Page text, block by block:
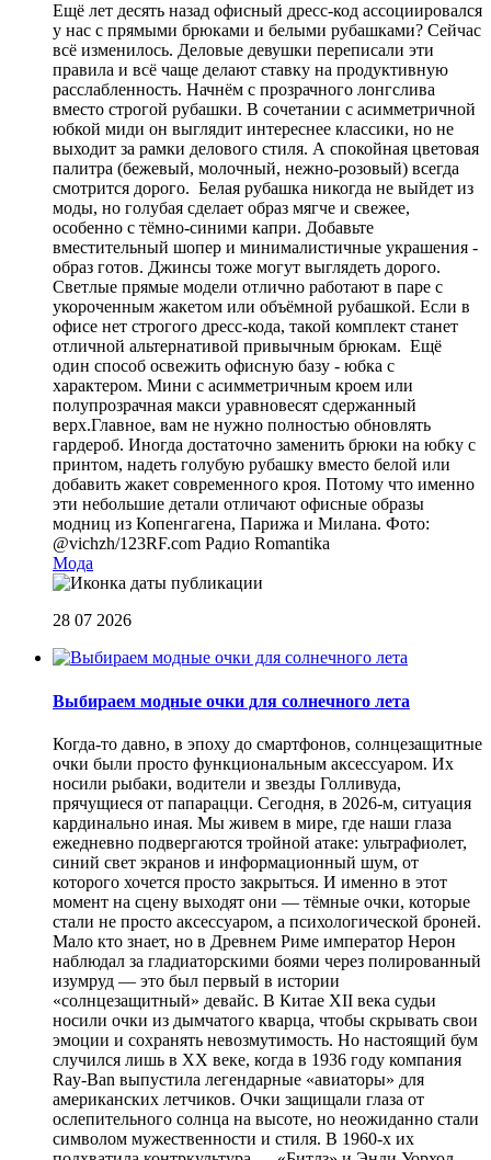
Ещё лет десять назад офисный дресс-код ассоциировался
у нас с прямыми брюками и белыми рубашками? Сейчас
всё изменилось. Деловые девушки переписали эти
правила и всё чаще делают ставку на продуктивную
расслабленность. Начнём с прозрачного лонгслива
вместо строгой рубашки. В сочетании с асимметричной
юбкой миди он выглядит интереснее классики, но не
выходит за рамки делового стиля. А спокойная цветовая
палитра (бежевый, молочный, нежно-розовый) всегда
смотрится дорого. Белая рубашка никогда не выйдет из
моды, но голубая сделает образ мягче и свежее,
особенно с тёмно-синими капри. Добавьте
вместительный шопер и минималистичные украшения -
образ готов. Джинсы тоже могут выглядеть дорого.
Светлые прямые модели отлично работают в паре с
укороченным жакетом или объёмной рубашкой. Если в
офисе нет строгого дресс-кода, такой комплект станет
отличной альтернативой привычным брюкам. Ещё
один способ освежить офисную базу - юбка с
характером. Мини с асимметричным кроем или
полупрозрачная макси уравновесят сдержанный
верх.Главное, вам не нужно полностью обновлять
гардероб. Иногда достаточно заменить брюки на юбку с
принтом, надеть голубую рубашку вместо белой или
добавить жакет современного кроя. Потому что именно
эти небольшие детали отличают офисные образы
модниц из Копенгагена, Парижа и Милана. Фото:
@vichzh/123RF.com Радио Romantika
Мода
28 07 2026
Выбираем модные очки для солнечного лета
Когда-то давно, в эпоху до смартфонов, солнцезащитные
очки были просто функциональным аксессуаром. Их
носили рыбаки, водители и звезды Голливуда,
прячущиеся от папарацци. Сегодня, в 2026-м, ситуация
кардинально иная. Мы живем в мире, где наши глаза
ежедневно подвергаются тройной атаке: ультрафиолет,
синий свет экранов и информационный шум, от
которого хочется просто закрыться. И именно в этот
момент на сцену выходят они — тёмные очки, которые
стали не просто аксессуаром, а психологической броней.
Мало кто знает, но в Древнем Риме император Нерон
наблюдал за гладиаторскими боями через полированный
изумруд — это был первый в истории
«солнцезащитный» девайс. В Китае XII века судьи
носили очки из дымчатого кварца, чтобы скрывать свои
эмоции и сохранять невозмутимость. Но настоящий бум
случился лишь в XX веке, когда в 1936 году компания
Ray-Ban выпустила легендарные «авиаторы» для
американских летчиков. Очки защищали глаза от
ослепительного солнца на высоте, но неожиданно стали
символом мужественности и стиля. В 1960-х их